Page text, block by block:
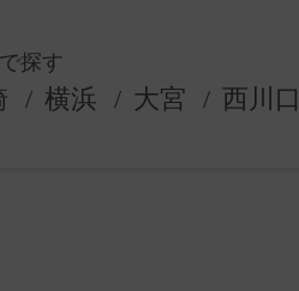
探す
横浜 大宮 西川